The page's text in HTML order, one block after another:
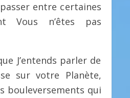
entre certaines
Vous n’êtes pas
J’entends parler de
sur votre Planète,
bouleversements qui